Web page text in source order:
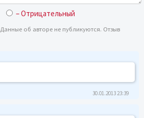
– Отрицательный
Данные об авторе не публикуются. Отзыв
30.01.2013 23:39